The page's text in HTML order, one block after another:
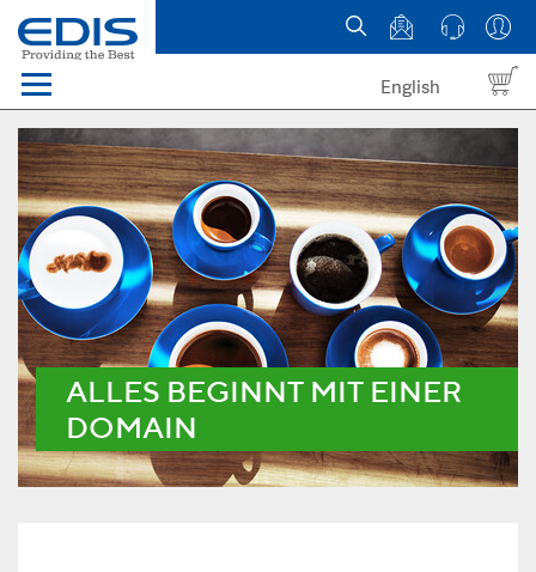
Menü
Domains
Webhosting Österreich
News
über EDIS
English
ALLES BEGINNT MIT EINER
DOMAIN